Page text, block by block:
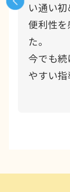
い通い
便利性
た。
今でも
やすい指